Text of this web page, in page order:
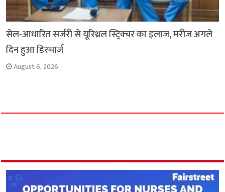
सेल-आधारित सर्जरी से यूरिथ्रल स्ट्रिक्चर का इलाज, मरीज अगले
दिन हुआ डिस्चार्ज
August 6, 2026